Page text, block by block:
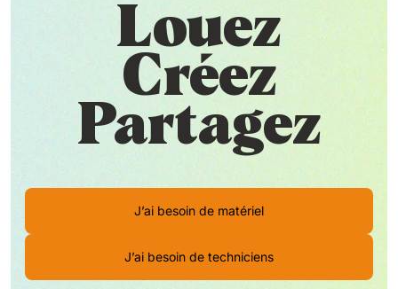
Louez
Créez
Partagez
J’ai besoin de matériel
J’ai besoin de techniciens